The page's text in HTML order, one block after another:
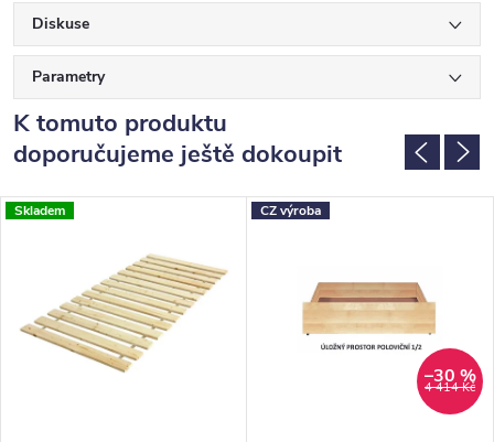
Diskuse
Parametry
K tomuto produktu
doporučujeme ještě dokoupit
Skladem CZ výroba
4 414 Kč
–30 %